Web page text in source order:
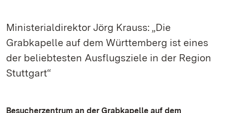
Ministerialdirektor Jörg Krauss: „Die
Grabkapelle auf dem Württemberg ist eines
der beliebtesten Ausflugsziele in der Region
Stuttgart“
Besucherzentrum an der Grabkapelle auf dem